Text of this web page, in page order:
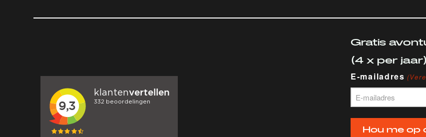
Gratis
(4 x per jaar)
E-mailadres
Hou me op